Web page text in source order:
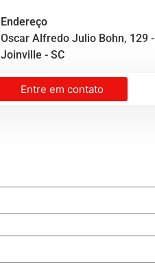
Endereço
Oscar Alfredo Julio Bohn, 129 -
Joinville - SC
Entre em contato